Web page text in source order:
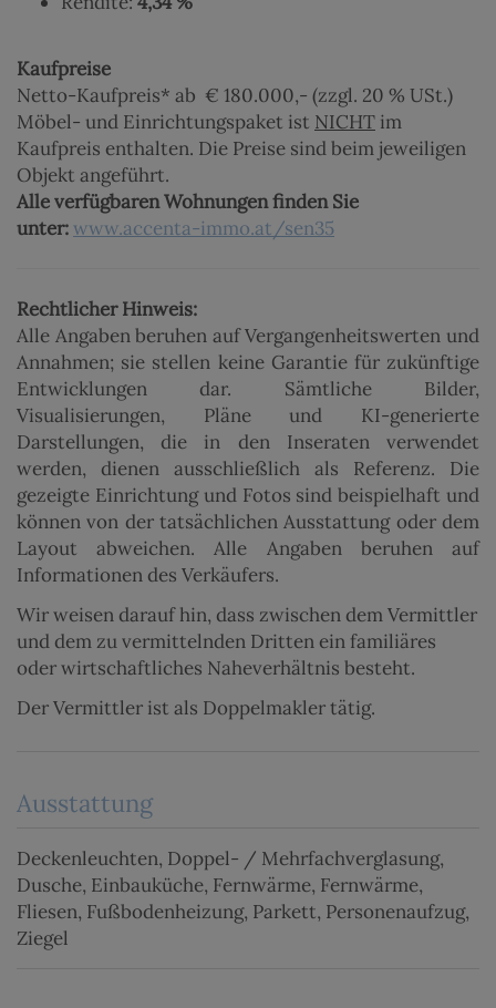
Kaufpreise
Netto-Kaufpreis* ab € 180.000,- (zzgl. 20 % USt.)
Möbel- und Einrichtungspaket ist NICHT im
Kaufpreis enthalten. Die Preise sind beim jeweiligen
Objekt angeführt.
Alle verfügbaren Wohnungen finden Sie
unter: www.accenta-immo.at/sen35
Rechtlicher Hinweis:
Alle Angaben beruhen auf Vergangenheitswerten und
Annahmen; sie stellen keine Garantie für zukünftige
Entwicklungen dar. Sämtliche Bilder,
Visualisierungen, Pläne und KI-generierte
Darstellungen, die in den Inseraten verwendet
werden, dienen ausschließlich als Referenz. Die
gezeigte Einrichtung und Fotos sind beispielhaft und
können von der tatsächlichen Ausstattung oder dem
Layout abweichen. Alle Angaben beruhen auf
Informationen des Verkäufers.
Wir weisen darauf hin, dass zwischen dem Vermittler
und dem zu vermittelnden Dritten ein familiäres
oder wirtschaftliches Naheverhältnis besteht.
Der Vermittler ist als Doppelmakler tätig.
Ausstattung
Deckenleuchten Doppel- / Mehrfachverglasung
Dusche Einbauküche Fernwärme Fernwärme
Fliesen Fußbodenheizung Parkett Personenaufzug
Ziegel